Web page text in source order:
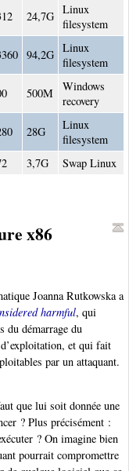
24,7G Linux
filesystem
94,2G Linux
filesystem
500M
Windows
recovery
28G
Linux
filesystem
3,7G Swap Linux
x86
Joanna Rutkowska a
harmful, qui
du démarrage du
et qui fait
par un attaquant.
que lui soit donnée une
? Plus précisément :
? On imagine bien
pourrait compromettre